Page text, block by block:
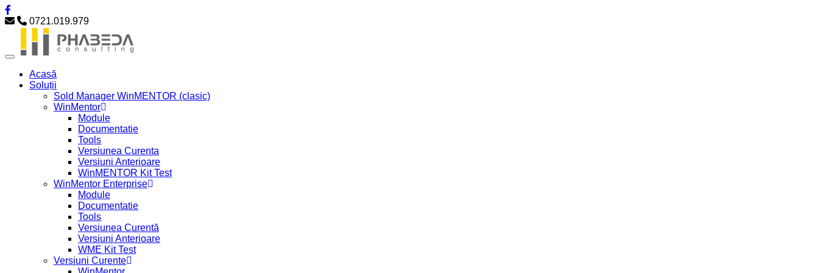
0721.019.979
Acasă
Soluții
Sold Manager WinMENTOR (clasic)
WinMentor
Module
Documentatie
Tools
Versiunea Curenta
Versiuni Anterioare
WinMENTOR Kit Test
WinMentor Enterprise
Module
Documentatie
Tools
Versiunea Curentă
Versiuni Anterioare
WME Kit Test
Versiuni Curente